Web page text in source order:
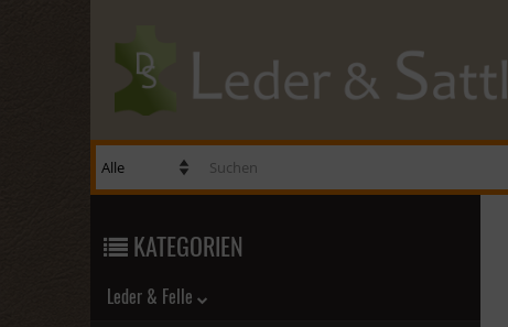
KATEGORIEN
Leder & Felle